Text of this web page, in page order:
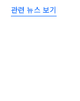
관련 뉴스 보기